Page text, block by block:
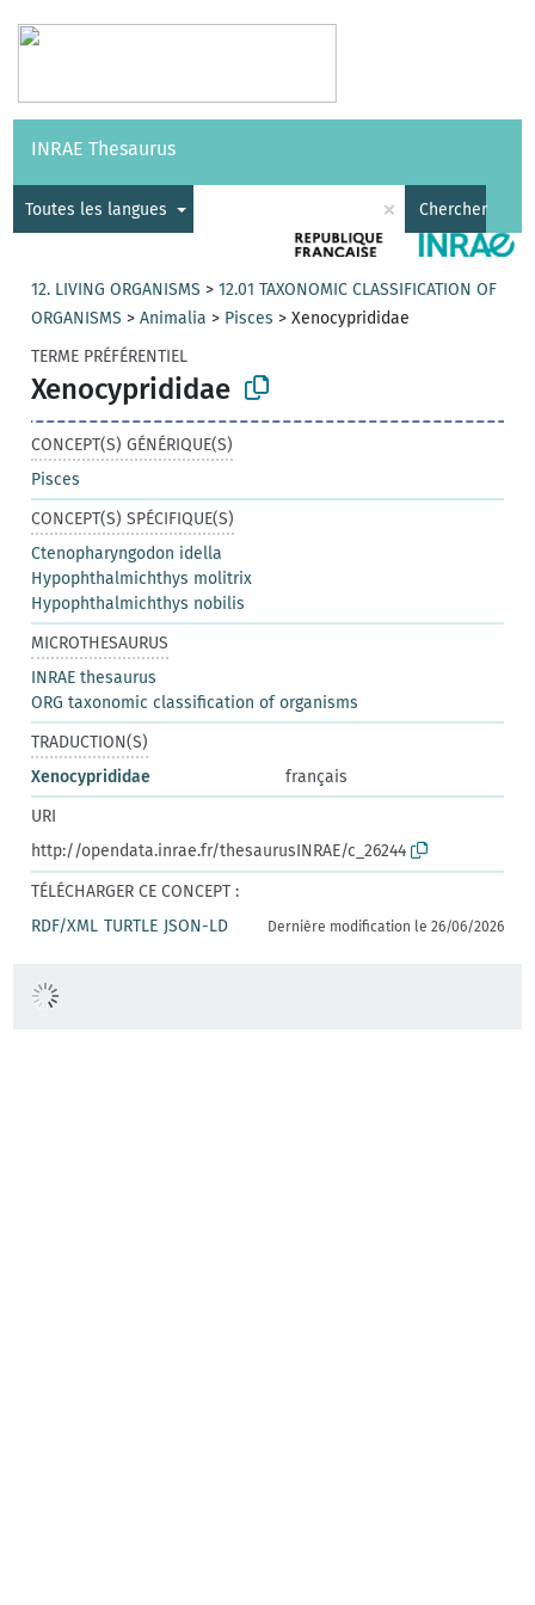
Vocabulaires API
INRAE Thesaurus
Toutes les langues × Chercher
12. LIVING ORGANISMS >12.01 TAXONOMIC CLASSIFICATION OF
ORGANISMS >Animalia > Pisces >Xenocyprididae
TERME PRÉFÉRENTIEL
Xenocyprididae
CONCEPT(S) GÉNÉRIQUE(S)
Pisces
CONCEPT(S) SPÉCIFIQUE(S)
Ctenopharyngodon idella
Hypophthalmichthys molitrix
Hypophthalmichthys nobilis
MICROTHESAURUS
INRAE thesaurus
ORG taxonomic classification of organisms
TRADUCTION(S)
Xenocyprididae
français
URI
http://opendata.inrae.fr/thesaurusINRAE/c_26244
TÉLÉCHARGER CE CONCEPT :
RDF/XML TURTLE JSON-LD Dernière modification le 26/06/2026